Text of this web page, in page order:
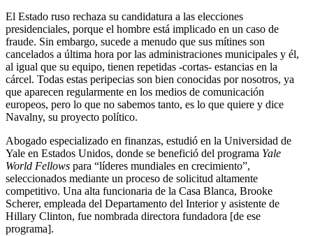
El Estado ruso rechaza su candidatura a las elecciones
presidenciales, porque el hombre está implicado en un caso de
fraude. Sin embargo, sucede a menudo que sus mítines son
cancelados a última hora por las administraciones municipales y él,
al igual que su equipo, tienen repetidas -cortas- estancias en la
cárcel. Todas estas peripecias son bien conocidas por nosotros, ya
que aparecen regularmente en los medios de comunicación
europeos, pero lo que no sabemos tanto, es lo que quiere y dice
Navalny, su proyecto político.
Abogado especializado en finanzas, estudió en la Universidad de
Yale en Estados Unidos, donde se benefició del programa Yale
World Fellows para “líderes mundiales en crecimiento”,
seleccionados mediante un proceso de solicitud altamente
competitivo. Una alta funcionaria de la Casa Blanca, Brooke
Scherer, empleada del Departamento del Interior y asistente de
Hillary Clinton, fue nombrada directora fundadora [de ese
programa].